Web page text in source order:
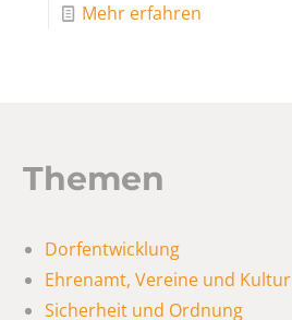
Mehr erfahren
Themen
Dorfentwicklung
Ehrenamt, Vereine und Kultur
Sicherheit und Ordnung